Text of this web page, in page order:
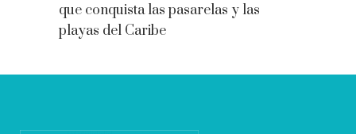
que conquista las pasarelas y las
playas del Caribe